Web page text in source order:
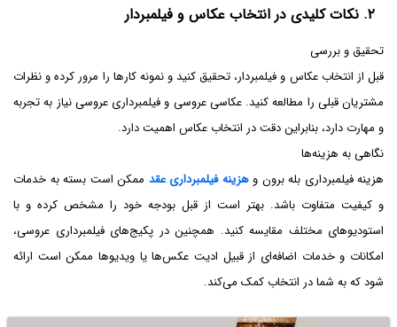
۲. نکات کلیدی در انتخاب عکاس و فیلمبردار
تحقیق و بررسی
قبل از انتخاب عکاس و فیلمبردار، تحقیق کنید و نمونه کارها را مرور کرده و نظرات
مشتریان قبلی را مطالعه کنید. عکاسی عروسی و فیلمبرداری عروسی نیاز به تجربه
و مهارت دارد، بنابراین دقت در انتخاب عکاس اهمیت دارد.
نگاهی به هزینه‌ها
هزینه فیلمبرداری بله برون وهزینه فیلمبرداری عقد ممکن است بسته به خدمات
و کیفیت متفاوت باشد. بهتر است از قبل بودجه خود را مشخص کرده و با
استودیوهای مختلف مقایسه کنید. همچنین در پکیج‌های فیلمبرداری عروسی،
امکانات و خدمات اضافه‌ای از قبیل ادیت عکس‌ها یا ویدیوها ممکن است ارائه
شود که به شما در انتخاب کمک می‌کند.